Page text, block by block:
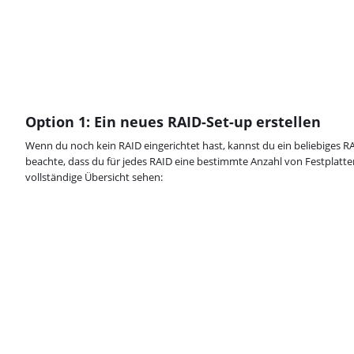
Option 1: Ein neues RAID-Set-up erstellen
Wenn du noch kein RAID eingerichtet hast, kannst du ein beliebiges
beachte, dass du für jedes RAID eine bestimmte Anzahl von
vollständige Übersicht sehen: